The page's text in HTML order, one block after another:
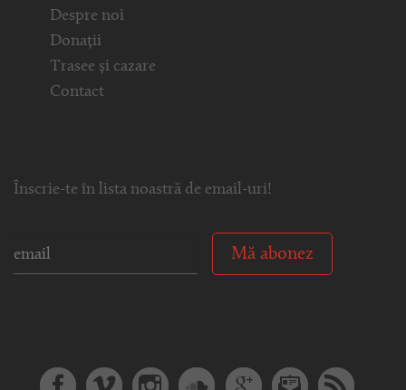
Despre noi
Donații
Trasee și cazare
Contact
Înscrie-te în lista noastră de email-uri!
Mă abonez